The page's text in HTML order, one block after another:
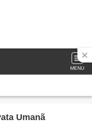
MENU
Umanã